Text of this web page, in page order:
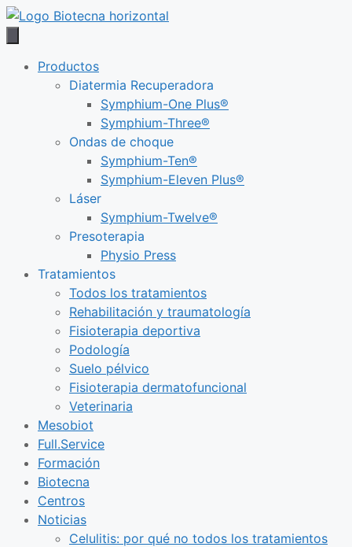
Saltar
Productos
Diatermia Recuperadora
Symphium-One Plus®
Symphium-Three®
Ondas de choque
Symphium-Ten®
Symphium-Eleven Plus®
Láser
Symphium-Twelve®
Presoterapia
Physio Press
Tratamientos
Todos los tratamientos
Rehabilitación y traumatología
Fisioterapia deportiva
Podología
Suelo pélvico
Fisioterapia dermatofuncional
Veterinaria
Mesobiot
Full.Service
Formación
Biotecna
Centros
Noticias
Celulitis: por qué no todos los tratamientos